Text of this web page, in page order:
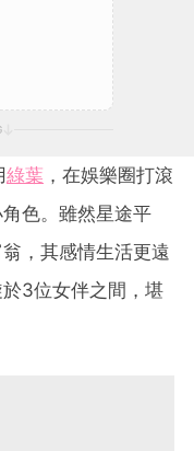
綠葉 ，在娛樂圈打滾
色。雖然星途平
，其感情生活更遠
3位女伴之間，堪